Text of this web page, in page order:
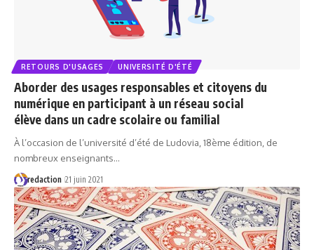
RETOURS D'USAGES UNIVERSITÉ D'ÉTÉ
Aborder des usages responsables et citoyens du
numérique en participant à un réseau social
élève dans un cadre scolaire ou familial
À l’occasion de l’université d’été de Ludovia, 18ème édition, de
nombreux enseignants…
redaction 21 juin 2021